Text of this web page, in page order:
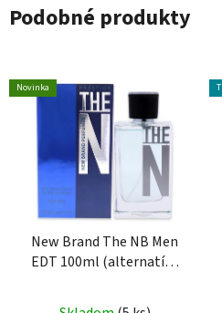
Podobné produkty
Novinka
New Brand The NB Men
EDT 100ml (alternatíva